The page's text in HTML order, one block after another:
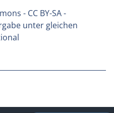
- CC BY-SA -
unter gleichen